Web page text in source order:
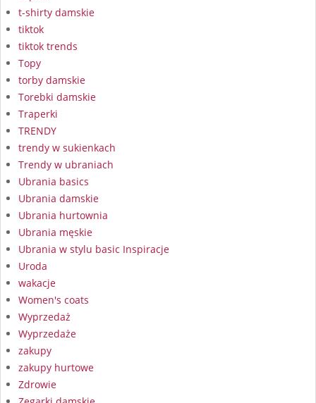
t-shirty damskie
tiktok
tiktok trends
Topy
torby damskie
Torebki damskie
Traperki
TRENDY
trendy w sukienkach
Trendy w ubraniach
Ubrania basics
Ubrania damskie
Ubrania hurtownia
Ubrania męskie
Ubrania w stylu basic Inspiracje
Uroda
wakacje
Women's coats
Wyprzedaż
Wyprzedaże
zakupy
zakupy hurtowe
Zdrowie